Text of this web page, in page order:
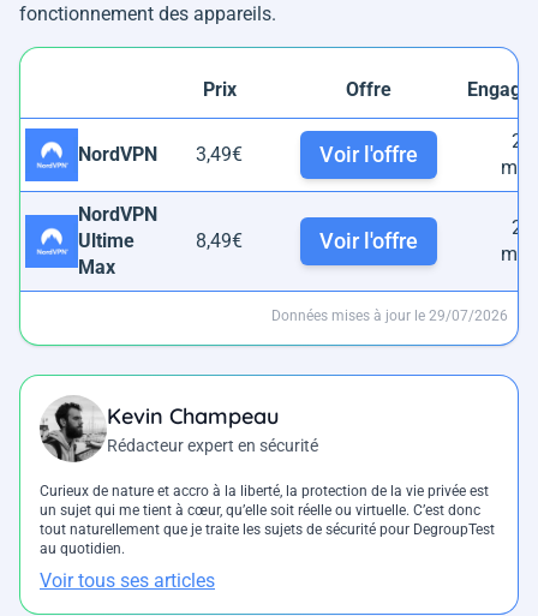
fonctionnement des appareils.
Prix Offre
NordVPN 3,49€ Voir l'offre
24
NordVPN
Ultime
Max
8,49€ Voir l'offre
24
Données mises à jour le 29/07/2026
Kevin Champeau
Rédacteur expert en sécurité
Curieux de nature et accro à la liberté, la protection de la vie privée est
un sujet qui me tient à cœur, qu’elle soit réelle ou virtuelle. C’est donc
tout naturellement que je traite les sujets de sécurité pour DegroupTest
au quotidien.
Voir tous ses articles